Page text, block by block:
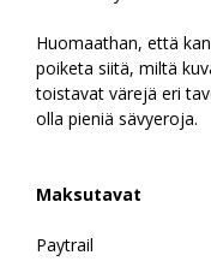
Huomaathan, että
poiketa siitä, miltä
toistavat värejä eri
olla pieniä sävyeroja.
Maksutavat
Paytrail